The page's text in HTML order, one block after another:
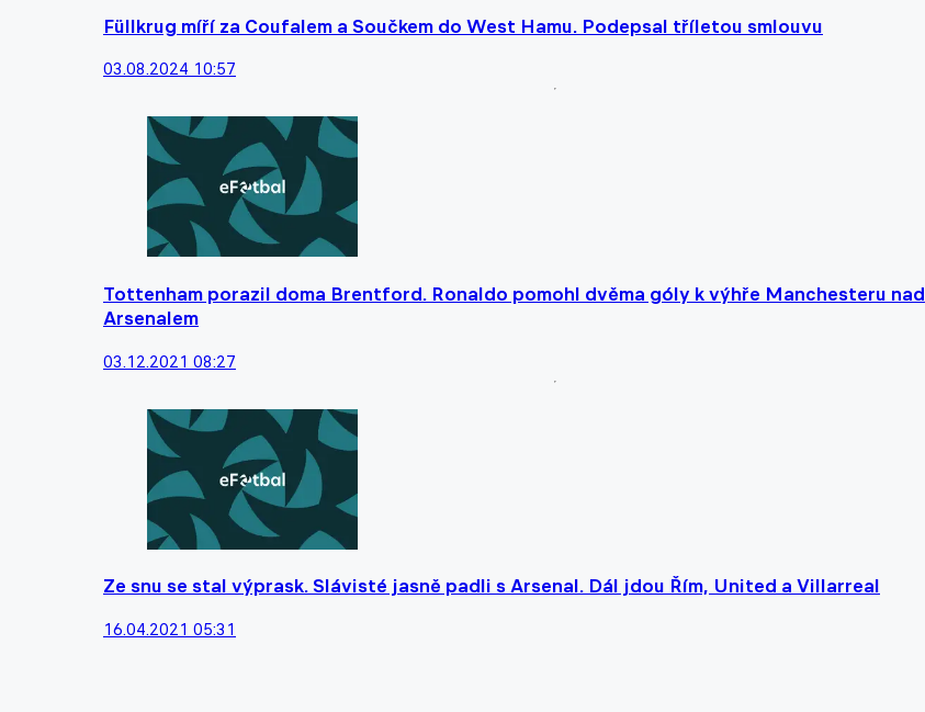
Füllkrug míří za Coufalem a Součkem do West Hamu. Podepsal tříletou smlouvu
03.08.2024 10:57
Tottenham porazil doma Brentford. Ronaldo pomohl dvěma góly k výhře Manchesteru nad
Arsenalem
03.12.2021 08:27
Ze snu se stal výprask. Slávisté jasně padli s Arsenal. Dál jdou Řím, United a Villarreal
16.04.2021 05:31